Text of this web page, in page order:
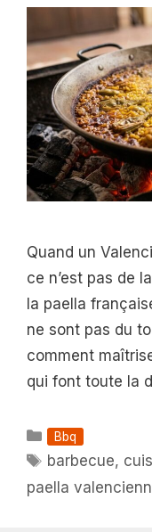
Quand un
ce n’est pas de
la paella
ne sont pas du
comment
qui font toute la
Catégories
Bbq
Étiquettes
barbecue,
paella